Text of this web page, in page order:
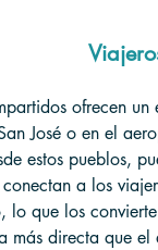
ofrecen
José o en el
estos pueblos,
a los
lo que los
más directa que